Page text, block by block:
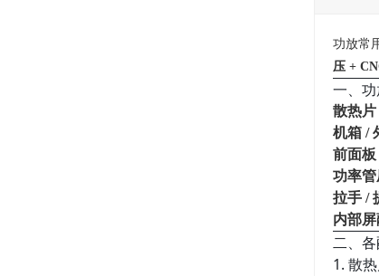
功放常
压 +
一、
散热片
机箱 /
前面板
功率
拉手 /
内部
二、
1. 散